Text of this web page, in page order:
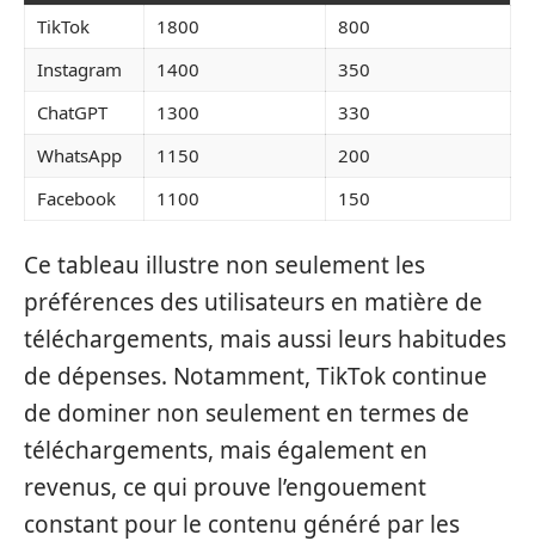
TikTok 1800
800
Instagram
1400
350
ChatGPT
1300
330
WhatsApp
1150
200
Facebook
1100 150
Ce tableau illustre non seulement les
préférences des utilisateurs en matière de
téléchargements, mais aussi leurs habitudes
de dépenses. Notamment, TikTok continue
de dominer non seulement en termes de
téléchargements, mais également en
revenus, ce qui prouve l’engouement
constant pour le contenu généré par les